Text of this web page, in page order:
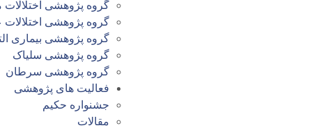
گروه پژوهشی اختلالات
گروه پژوهشی
گروه پژوهشی بیماری
گروه پژوهشی سلیاک
گروه پژوهشی سرطان
فعالیت های پژوهشی
جشنواره حکیم
مقالات